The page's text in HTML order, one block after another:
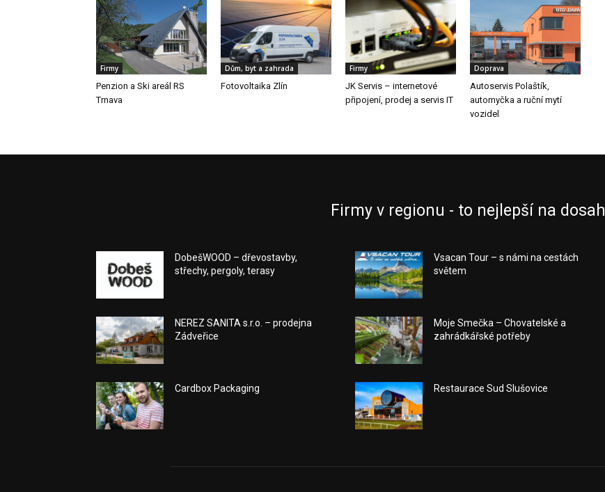
Firmy
Penzion a Ski areál RS
Trnava
Dům, byt a zahrada
Fotovoltaika Zlín
Firmy
JK Servis – internetové
připojení, prodej a servis IT
Doprava
Autoservis Polaštík,
automyčka a ruční mytí
vozidel
Firmy v regionu - to nejlepší na dosah
DobešWOOD – dřevostavby,
střechy, pergoly, terasy
NEREZ SANITA s.r.o. – prodejna
Zádveřice
Cardbox Packaging
Vsacan Tour – s námi na cestách
světem
Moje Smečka – Chovatelské a
zahrádkářské potřeby
Restaurace Sud Slušovice